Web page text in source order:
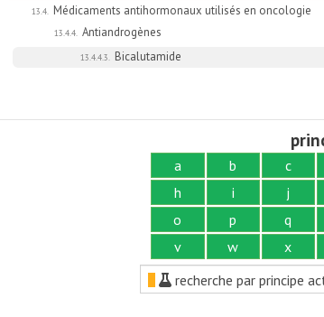
13.4. Médicaments antihormonaux utilisés en oncologie
13.4.4. Antiandrogènes
13.4.4.3. Bicalutamide
a b c
h
i j
o
p q
v
w x
recherche par principe